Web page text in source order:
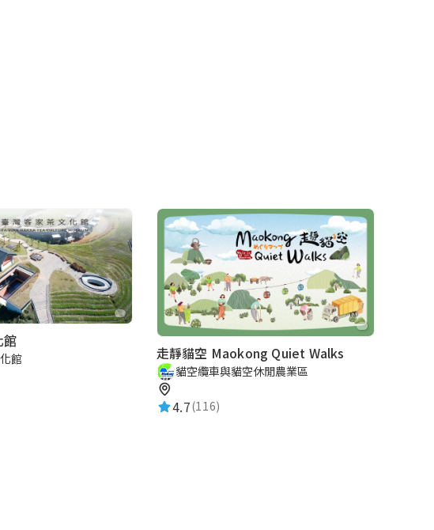
館
館 走靜貓空 Maokong Quiet Walks
貓空纜車與貓空休閒農業區
4.7(116)